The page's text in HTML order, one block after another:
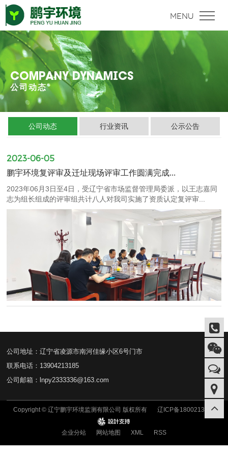
COMPANY DYNAMICS
公司动态
公司动态 行业资讯 公示公告
2023-06-05
鹏宇环境复评审及迁址现场评审工作圆满完成...
2023年06月3日至4日，受辽宁省市场监督管理局委派，以王志嘉同
志为组长组成的评审组共计八人对我司实施了资质认定复评审...
公司地址：辽宁省凌源市南河佳缘小区6号门市
联系电话：13904213185
公司邮箱：lnpy2333336@163.com
Copyright © 辽宁鹏宇环境监测有限公司 版权所有
辽ICP备18002130号
Design
企业分站
网站地图 XML RSS